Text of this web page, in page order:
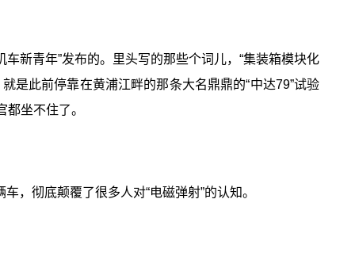
新青年”发布的。里头写的那些个词儿，“集装箱模块化
是此前停靠在黄浦江畔的那条大名鼎鼎的“中达79”试验
坐不住了。
，彻底颠覆了很多人对“电磁弹射”的认知。